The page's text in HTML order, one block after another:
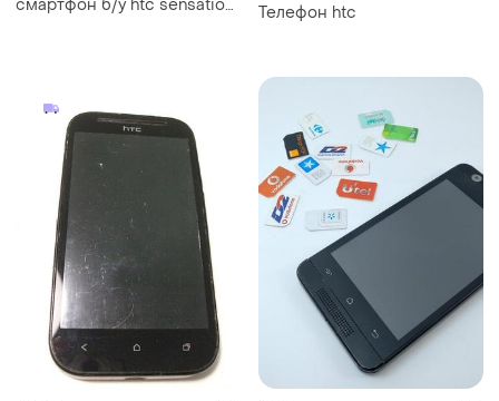
смартфон б/у htc sensation
Телефон htc